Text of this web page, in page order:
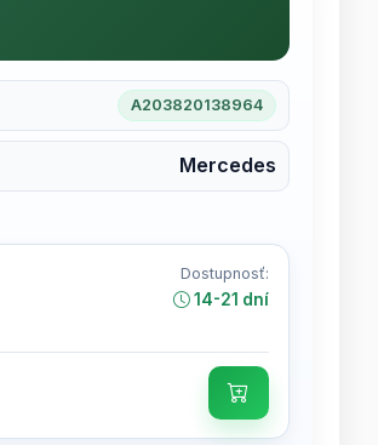
A203820138964
Mercedes
Dostupnosť:
14-21 dní